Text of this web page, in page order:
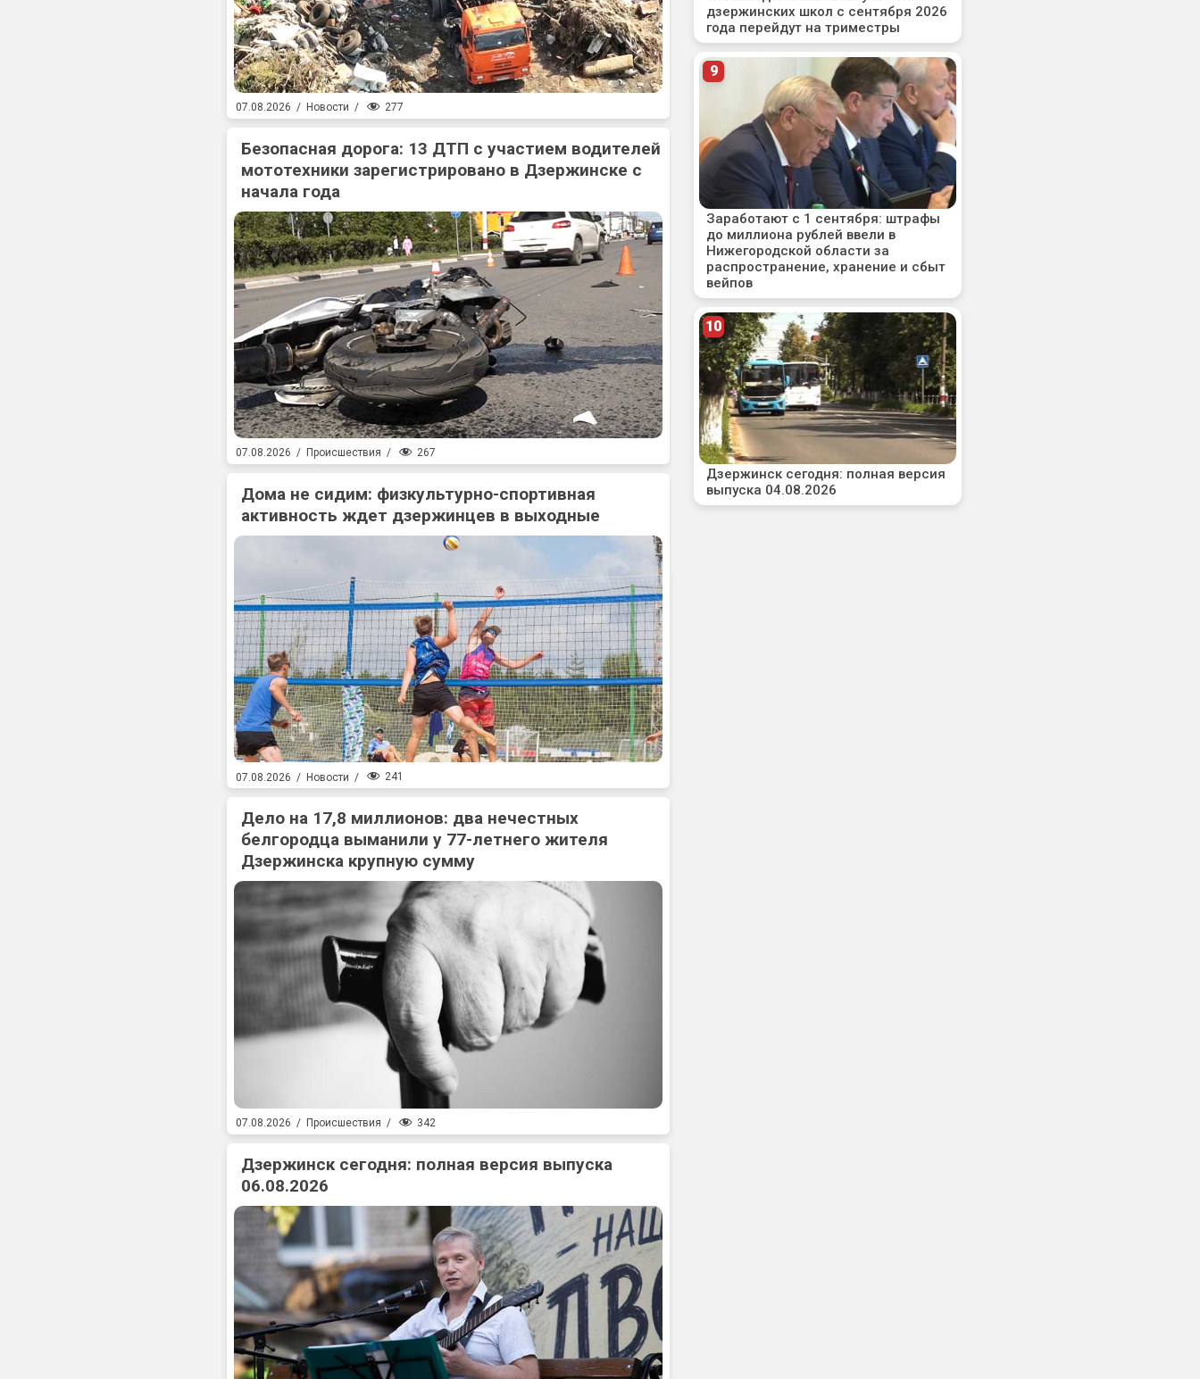
07.08.2026 / Новости / 277
Безопасная дорога: 13 ДТП с участием водителей
мототехники зарегистрировано в Дзержинске с
начала года
07.08.2026 / Происшествия / 267
Дома не сидим: физкультурно-спортивная
активность ждет дзержинцев в выходные
07.08.2026 / Новости / 241
Дело на 17,8 миллионов: два нечестных
белгородца выманили у 77-летнего жителя
Дзержинска крупную сумму
07.08.2026 / Происшествия / 342
Дзержинск сегодня: полная версия выпуска
06.08.2026